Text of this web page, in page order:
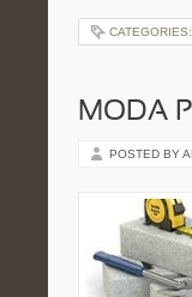
CATEGORIES:
MODA
POSTED BY